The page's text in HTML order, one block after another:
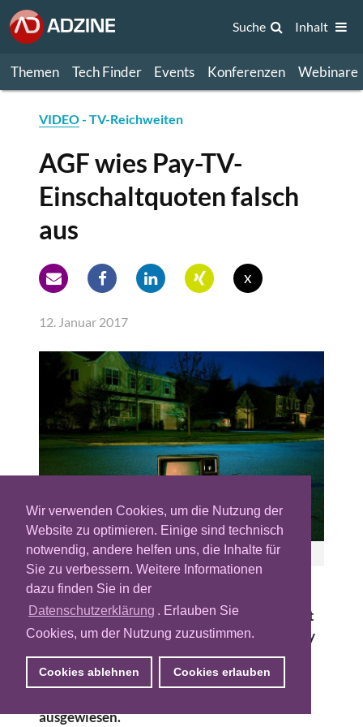
Wir verwenden Cookies, um die Nutzung der
Website zu optimieren. Einige sind technisch
notwendig, andere helfen uns, die Inhalte für
Sie zu verbessern. Weitere Informationen
dazu finden Sie in der
Datenschutzerklärung . Erlauben Sie
Cookies, um der Nutzung zuzustimmen.
Cookies ablehnen Cookies erlauben
Themen Tech Finder Events Konferenzen Webinare
Suche Inhalt
VIDEO- TV-Reichweiten
AGF wies Pay-TV-
Einschaltquoten falsch
aus
x
12. Januar 2017
Frank Okay
Falsche Zahlen aus München. Die AGF
(Arbeitsgemeinschaft Fernsehforschung) hat
im Jahr 2016 bei den Reichweiten für die Pay
TV-Nutzung von Sky-Angeboten mächtig
daneben gelegen, im Durchschnitt lagen die
ausgewiesen.